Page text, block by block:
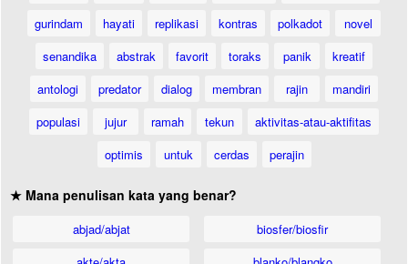
gurindam
hayati replikasi kontras polkadot
novel
senandika
abstrak favorit toraks panik
kreatif
antologi
predator dialog membran rajin
mandiri
populasi
jujur ramah tekun
aktivitas-atau-aktifitas
optimis
untuk cerdas perajin
★ Mana penulisan kata yang benar?
abjad/abjat
biosfer/biosfir